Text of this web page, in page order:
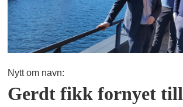
Nytt om navn:
Gerdt fikk fornyet